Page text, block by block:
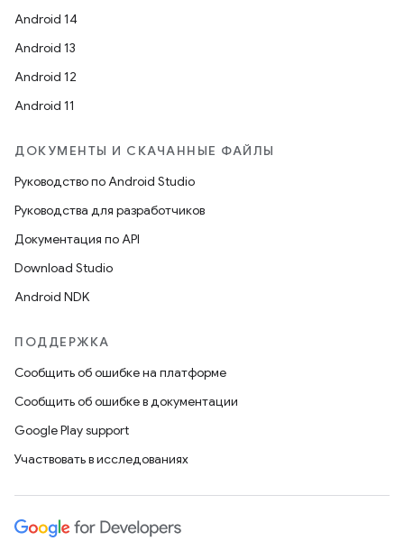
Android 14
Android 13
Android 12
Android 11
ДОКУМЕНТЫ И СКАЧАННЫЕ ФАЙЛЫ
Руководство по Android Studio
Руководства для разработчиков
Документация по API
Download Studio
Android NDK
ПОДДЕРЖКА
Сообщить об ошибке на платформе
Сообщить об ошибке в документации
Google Play support
Участвовать в исследованиях